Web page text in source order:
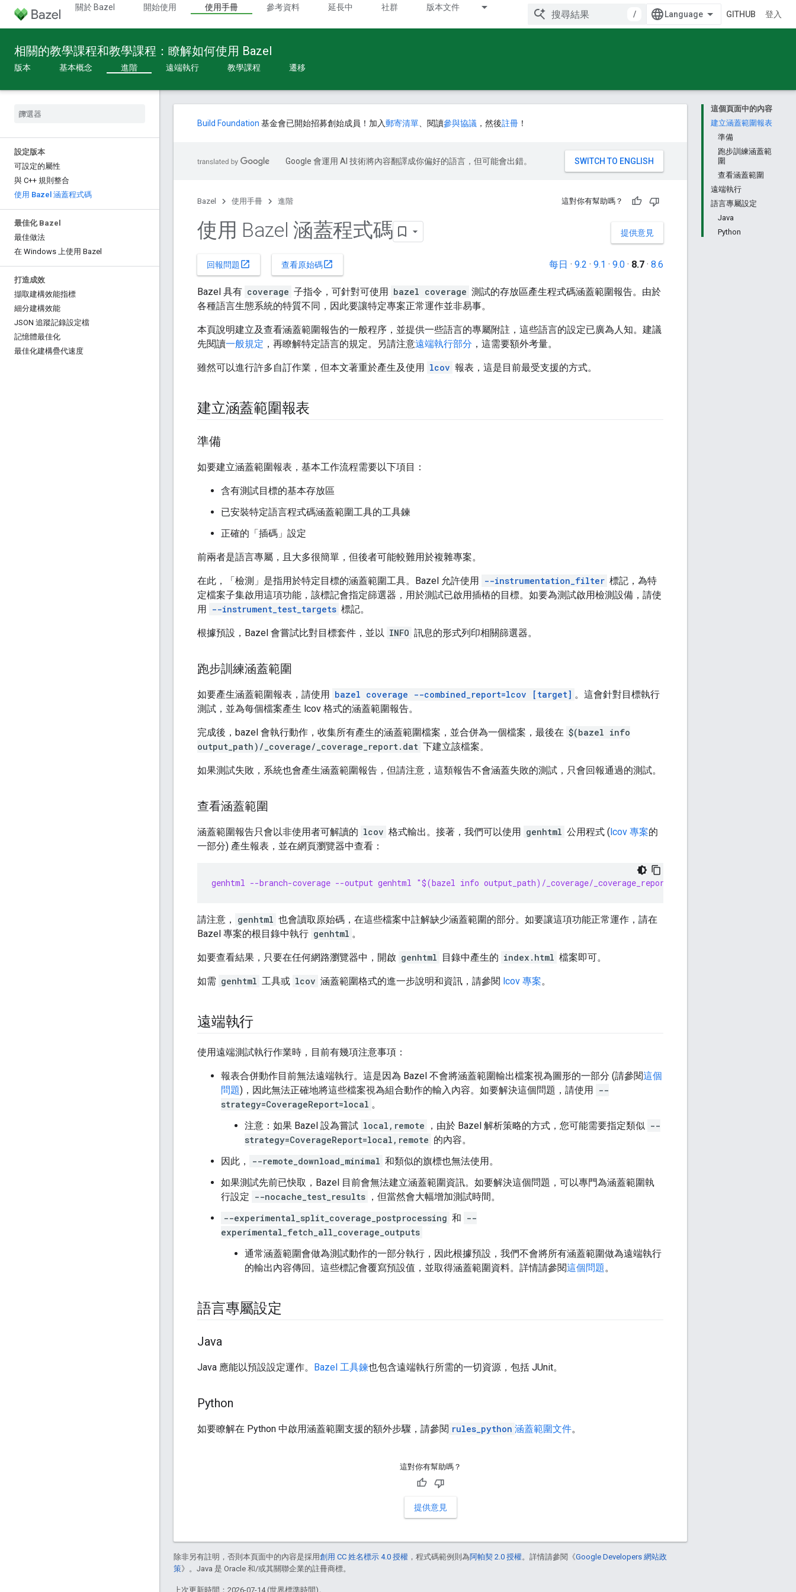
關於 Bazel 開始使用 使用手冊 參考資料 延長中 社群 版本文件
/ GITHUB 登入
相關的教學課程和教學課程：瞭解如何使用 Bazel
版本 基本概念 進階 遠端執行 教學課程 遷移
設定版本
可設定的屬性
與 C++ 規則整合
使用 Bazel 涵蓋程式碼
最佳化 Bazel
最佳做法
在 Windows 上使用 Bazel
打造成效
擷取建構效能指標
細分建構效能
JSON 追蹤記錄設定檔
記憶體最佳化
最佳化建構疊代速度
這個頁面中的內容
建立涵蓋範圍報表
準備
跑步訓練涵蓋範
圍
查看涵蓋範圍
遠端執行
語言專屬設定
Java
Python
Build Foundation 基金會已開始招募創始成員！加入郵寄清單 、閱讀參與協議 ，然後註冊 ！
Google 會運用 AI 技術將內容翻譯成你偏好的語言，但可能會出錯。
Bazel 使用手冊 進階 這對你有幫助嗎？
提供意見
使用 Bazel 涵蓋程式碼
回報問題 open_in_new 查看原始碼open_in_new 每日 · 9.2 · 9.1 · 9.0 · 8.7 · 8.6
Bazel 具有 coverage 子指令，可針對可使用 bazel coverage 測試的存放區產生程式碼涵蓋範圍報告。由於
各種語言生態系統的特質不同，因此要讓特定專案正常運作並非易事。
本頁說明建立及查看涵蓋範圍報告的一般程序，並提供一些語言的專屬附註，這些語言的設定已廣為人知。建議
先閱讀一般規定 ，再瞭解特定語言的規定。另請注意遠端執行部分 ，這需要額外考量。
雖然可以進行許多自訂作業，但本文著重於產生及使用 lcov 報表，這是目前最受支援的方式。
建立涵蓋範圍報表
準備
如要建立涵蓋範圍報表，基本工作流程需要以下項目：
含有測試目標的基本存放區
已安裝特定語言程式碼涵蓋範圍工具的工具鍊
正確的「插碼」設定
前兩者是語言專屬，且大多很簡單，但後者可能較難用於複雜專案。
在此，「檢測」是指用於特定目標的涵蓋範圍工具。Bazel 允許使用 --instrumentation_filter 標記，為特
定檔案子集啟用這項功能，該標記會指定篩選器，用於測試已啟用插樁的目標。如要為測試啟用檢測設備，請使
用 --instrument_test_targets 標記。
根據預設，Bazel 會嘗試比對目標套件，並以 INFO 訊息的形式列印相關篩選器。
跑步訓練涵蓋範圍
如要產生涵蓋範圍報表，請使用 bazel coverage --combined_report=lcov [target] 。這會針對目標執行
測試，並為每個檔案產生 lcov 格式的涵蓋範圍報告。
完成後，bazel 會執行動作，收集所有產生的涵蓋範圍檔案，並合併為一個檔案，最後在 $(bazel info
output_path)/_coverage/_coverage_report.dat 下建立該檔案。
如果測試失敗，系統也會產生涵蓋範圍報告，但請注意，這類報告不會涵蓋失敗的測試，只會回報通過的測試。
查看涵蓋範圍
涵蓋範圍報告只會以非使用者可解讀的 lcov 格式輸出。接著，我們可以使用 genhtml 公用程式 (lcov 專案的
一部分) 產生報表，並在網頁瀏覽器中查看：
genhtml --branch-coverage --output genhtml "$(bazel info output_path)/_coverage/_coverage_report.dat"
請注意， genhtml 也會讀取原始碼，在這些檔案中註解缺少涵蓋範圍的部分。如要讓這項功能正常運作，請在
Bazel 專案的根目錄中執行 genhtml 。
如要查看結果，只要在任何網路瀏覽器中，開啟 genhtml 目錄中產生的 index.html 檔案即可。
如需 genhtml 工具或 lcov 涵蓋範圍格式的進一步說明和資訊，請參閱 lcov 專案。
遠端執行
使用遠端測試執行作業時，目前有幾項注意事項：
報表合併動作目前無法遠端執行。這是因為 Bazel 不會將涵蓋範圍輸出檔案視為圖形的一部分 (請參閱這個
問題)，因此無法正確地將這些檔案視為組合動作的輸入內容。如要解決這個問題，請使用 --
strategy=CoverageReport=local 。
注意：如果 Bazel 設為嘗試 local,remote ，由於 Bazel 解析策略的方式，您可能需要指定類似 --
strategy=CoverageReport=local,remote 的內容。
因此，
--remote_download_minimal 和類似的旗標也無法使用。
如果測試先前已快取，Bazel 目前會無法建立涵蓋範圍資訊。如要解決這個問題，可以專門為涵蓋範圍執
行設定 --nocache_test_results ，但當然會大幅增加測試時間。
--experimental_split_coverage_postprocessing 和 --
experimental_fetch_all_coverage_outputs
通常涵蓋範圍會做為測試動作的一部分執行，因此根據預設，我們不會將所有涵蓋範圍做為遠端執行
的輸出內容傳回。這些標記會覆寫預設值，並取得涵蓋範圍資料。詳情請參閱這個問題。
語言專屬設定
Java
Java 應能以預設設定運作。 Bazel 工具鍊也包含遠端執行所需的一切資源，包括 JUnit。
Python
如要瞭解在 Python 中啟用涵蓋範圍支援的額外步驟，請參閱 rules_python 涵蓋範圍文件。
這對你有幫助嗎？
提供意見
除非另有註明，否則本頁面中的內容是採用創用 CC 姓名標示 4.0 授權 ，程式碼範例則為阿帕契 2.0 授權。詳情請參閱《Google Developers 網站政
策》。Java 是 Oracle 和/或其關聯企業的註冊商標。
上次更新時間：2026-07-14 (世界標準時間)。